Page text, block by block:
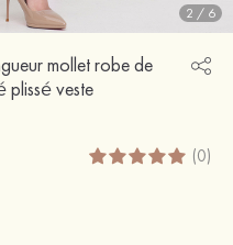
2 / 6
mollet robe de
plissé veste
(0)